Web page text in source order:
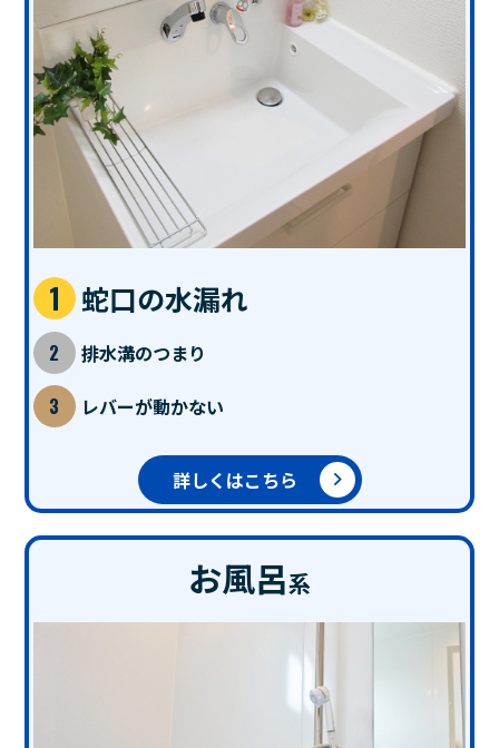
蛇口の水漏れ
排水溝のつまり
レバーが動かない
詳しくはこちら
お風呂系